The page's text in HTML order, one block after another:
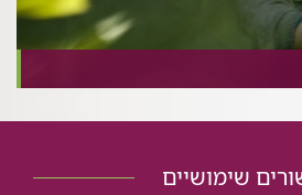
שימושיים